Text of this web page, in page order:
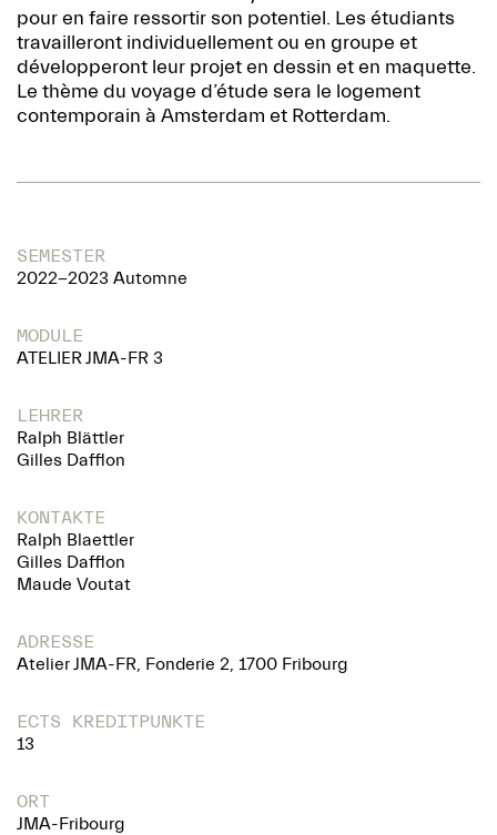
pour en faire ressortir son potentiel. Les étudiants
travailleront individuellement ou en groupe et
développeront leur projet en dessin et en maquette.
Le thème du voyage d’étude sera le logement
contemporain à Amsterdam et Rotterdam.
SEMESTER
2022-2023 Automne
MODULE
ATELIER JMA-FR 3
LEHRER
Ralph Blättler
Gilles Dafflon
KONTAKTE
Ralph Blaettler
Gilles Dafflon
Maude Voutat
ADRESSE
Atelier JMA-FR, Fonderie 2, 1700 Fribourg
ECTS KREDITPUNKTE
13
ORT
JMA-Fribourg